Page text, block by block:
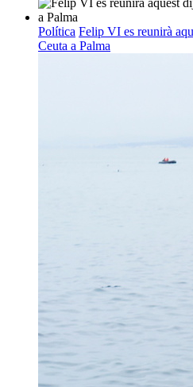
Política Felip VI es reunirà
Ceuta a Palma